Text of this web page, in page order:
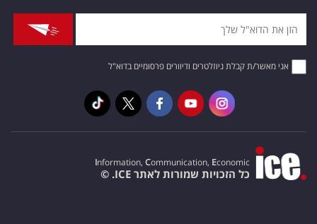
אני מאשר/ת קבלת ניוזלטרים ודיוורים פרסומיים בדוא"ל
Information, Communication, Economic
כל הזכויות שמורות לאתר ICE. ©